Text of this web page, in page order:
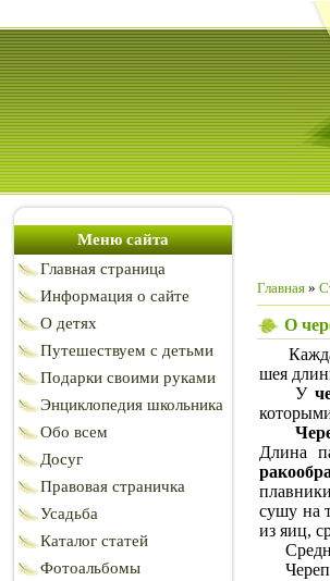
Меню сайта
Главная страница
Информация о сайте
О детях
Путешествуем с детьми
Подарки своими руками
Энциклопедия школьника
Обо всем
Досуг
Правовая страничка
Усадьба
Каталог статей
Фотоальбомы
Главная »
О
шея
У
Длина
сушу на
из яиц,